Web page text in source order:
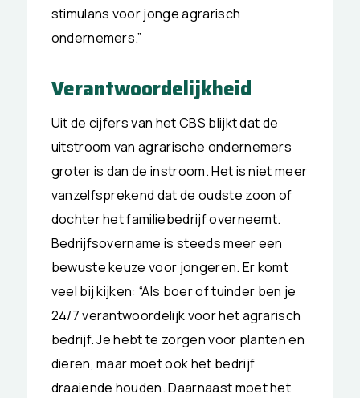
stimulans voor jonge agrarisch
ondernemers.”
Verantwoordelijkheid
Uit de cijfers van het CBS blijkt dat de
uitstroom van agrarische ondernemers
groter is dan de instroom. Het is niet meer
vanzelfsprekend dat de oudste zoon of
dochter het familiebedrijf overneemt.
Bedrijfsovername is steeds meer een
bewuste keuze voor jongeren. Er komt
veel bij kijken: “Als boer of tuinder ben je
24/7 verantwoordelijk voor het agrarisch
bedrijf. Je hebt te zorgen voor planten en
dieren, maar moet ook het bedrijf
draaiende houden. Daarnaast moet het